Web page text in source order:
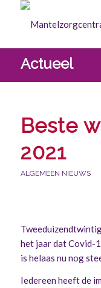
Actueel
Beste
2021
ALGEMEEN NIEUWS
het jaar dat Covid-
is helaas nu nog
Iedereen heeft de